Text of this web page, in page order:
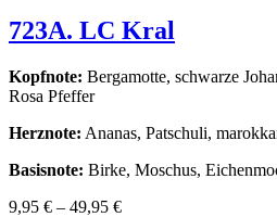
723A. LC Kral
Kopfnote: Bergamotte, schwarze
Rosa Pfeffer
Herznote: Ananas, Patschuli,
Basisnote: Birke, Moschus,
9,95 € – 49,95 €